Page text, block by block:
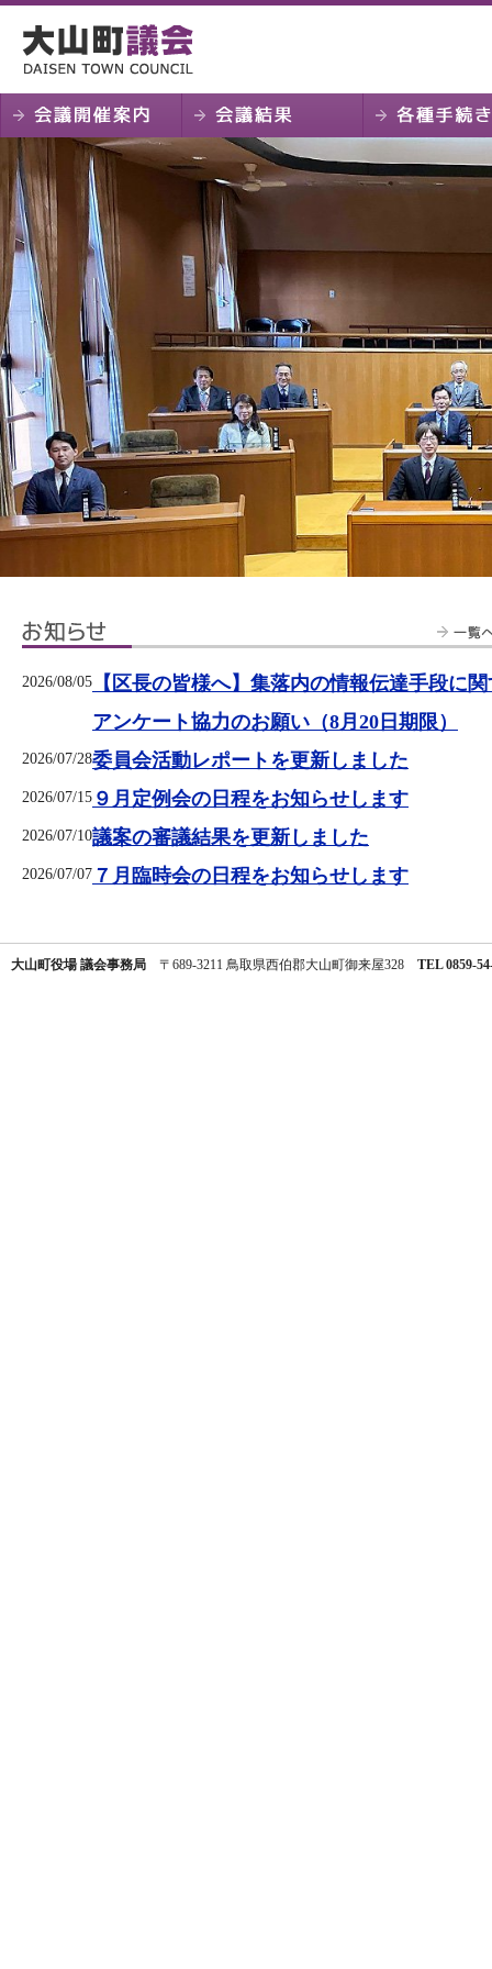
2026/08/05
【区長の皆様へ】集落内の情報伝達手段に
アンケート協力のお願い（8月20日期限）
2026/07/28委員会活動レポートを更新しました
2026/07/15 ９月定例会の日程をお知らせします
2026/07/10議案の審議結果を更新しました
2026/07/07 ７月臨時会の日程をお知らせします
大山町役場 議会事務局 〒689-3211 鳥取県西伯郡大山町御来屋328 TEL 0859-